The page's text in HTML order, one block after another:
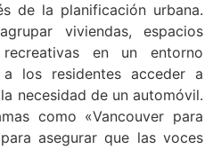
de la planificación urbana.
viviendas, espacios
en un entorno
a los residentes acceder a
necesidad de un automóvil.
como «Vancouver para
asegurar que las voces